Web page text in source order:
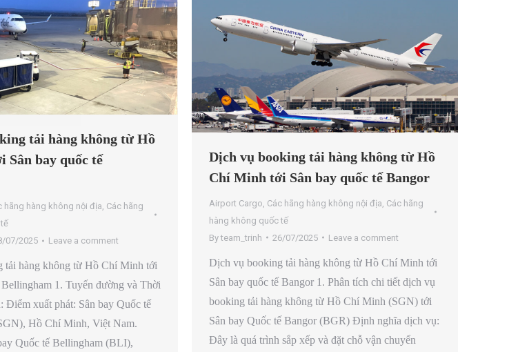
tải hàng không từ Hồ
Sân bay quốc tế
hãng hàng không nội địa, Các hãng
07/2025 Leave a comment
tải hàng không từ Hồ Chí Minh tới
Bellingham 1. Tuyến đường và Thời
Điểm xuất phát: Sân bay Quốc tế
Hồ Chí Minh, Việt Nam.
Quốc tế Bellingham (BLI),
Dịch vụ booking tải hàng không từ Hồ
Chí Minh tới Sân bay quốc tế Bangor
Airport Cargo Các hãng hàng không nội địa Các hãng
hàng không quốc tế
Byteam_trinh 26/07/2025 Leave a comment
Dịch vụ booking tải hàng không từ Hồ Chí Minh tới
Sân bay quốc tế Bangor 1. Phân tích chi tiết dịch vụ
booking tải hàng không từ Hồ Chí Minh (SGN) tới
Sân bay Quốc tế Bangor (BGR) Định nghĩa dịch vụ:
Đây là quá trình sắp xếp và đặt chỗ vận chuyển